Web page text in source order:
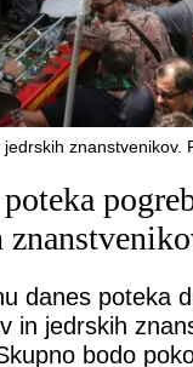
znanstvenikov.
danes poteka
in jedrskih
bodo